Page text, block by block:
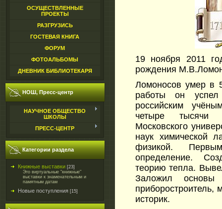
ОСУЩЕСТВЛЕННЫЕ
ПРОЕКТЫ
РАЗГРУЗИСЬ
ГОСТЕВАЯ КНИГА
ФОРУМ
ФОТОАЛЬБОМЫ
ДНЕВНИК БИБЛИОТЕКАРЯ
НОШ, Пресс-центр
НАУЧНОЕ ОБЩЕСТВО
ШКОЛЫ
ПРЕСС-ЦЕНТР
Категории раздела
Книжные выставки [23]
Это виртуальные "книжные"
выставки к знаменательным и
памятным датам
Новые поступления [15]
19 ноября 2011
рождения
Ломоносов умер в
работы он
российским
четыре тысячи
Московского
наук химической
физикой.
определение.
теорию тепла.
Заложил
приборостроитель,
историк.